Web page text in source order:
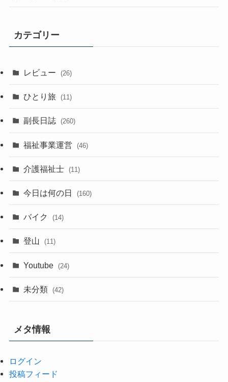
カテゴリー
レビュー (26)
ひとり旅 (11)
副長日誌 (260)
福祉事業運営 (46)
介護福祉士 (11)
今日は何の日 (160)
バイク (14)
登山 (11)
Youtube (24)
未分類 (42)
メタ情報
ログイン
投稿フィード